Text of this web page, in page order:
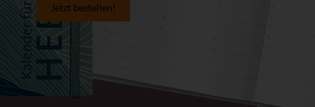
Jetzt bestellen!